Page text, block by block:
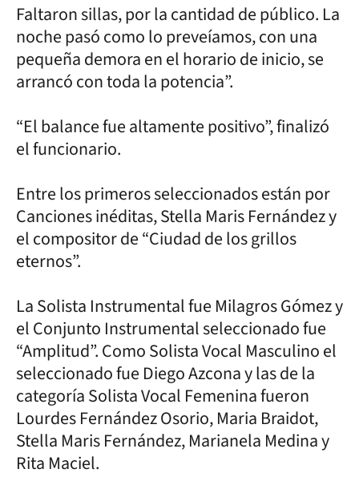
Faltaron sillas, por la cantidad de público. La
noche pasó como lo preveíamos, con una
pequeña demora en el horario de inicio, se
arrancó con toda la potencia”.
“El balance fue altamente positivo”, finalizó
el funcionario.
Entre los primeros seleccionados están por
Canciones inéditas, Stella Maris Fernández y
el compositor de “Ciudad de los grillos
eternos”.
La Solista Instrumental fue Milagros Gómez y
el Conjunto Instrumental seleccionado fue
“Amplitud”. Como Solista Vocal Masculino el
seleccionado fue Diego Azcona y las de la
categoría Solista Vocal Femenina fueron
Lourdes Fernández Osorio, Maria Braidot,
Stella Maris Fernández, Marianela Medina y
Rita Maciel.